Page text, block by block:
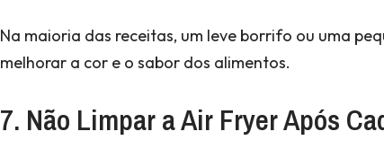
Na maioria das receitas, um leve borrifo ou uma
melhorar a cor e o sabor dos alimentos.
7. Não Limpar a Air Fryer Após